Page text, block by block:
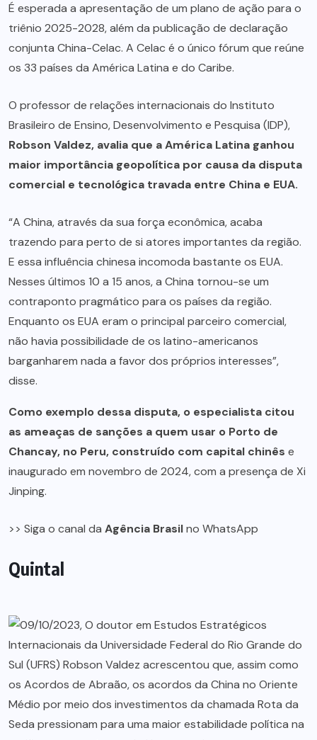
É esperada a apresentação de um plano de ação para o
triênio 2025-2028, além da publicação de declaração
conjunta China-Celac. A Celac é o único fórum que reúne
os 33 países da América Latina e do Caribe.
O professor de relações internacionais do Instituto
Brasileiro de Ensino, Desenvolvimento e Pesquisa (IDP),
Robson Valdez, avalia que a América Latina ganhou
maior importância geopolítica por causa da disputa
comercial e tecnológica travada entre China e EUA.
“A China, através da sua força econômica, acaba
trazendo para perto de si atores importantes da região.
E essa influência chinesa incomoda bastante os EUA.
Nesses últimos 10 a 15 anos, a China tornou-se um
contraponto pragmático para os países da região.
Enquanto os EUA eram o principal parceiro comercial,
não havia possibilidade de os latino-americanos
barganharem nada a favor dos próprios interesses”,
disse.
Como exemplo dessa disputa, o especialista citou
as ameaças de sanções a quem usar o Porto de
Chancay, no Peru, construído com capital chinês e
inaugurado em novembro de 2024, com a presença de Xi
Jinping.
>> Siga o canal da Agência Brasilno WhatsApp
Quintal